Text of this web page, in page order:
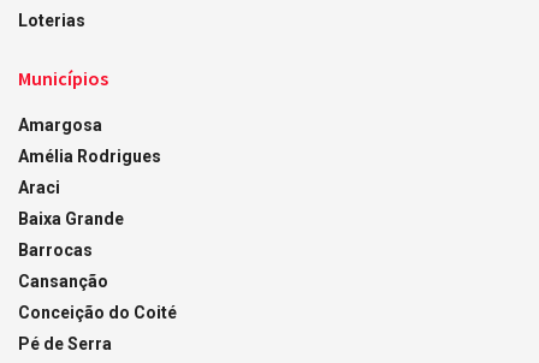
Loterias
Municípios
Amargosa
Amélia Rodrigues
Araci
Baixa Grande
Barrocas
Cansanção
Conceição do Coité
Pé de Serra